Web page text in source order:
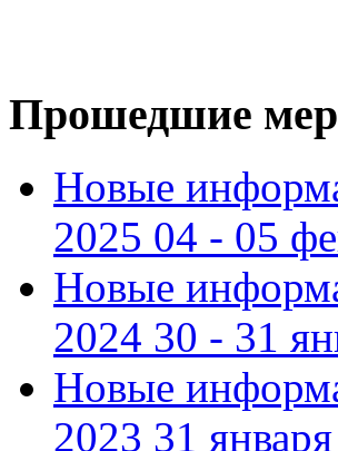
Прошедшие
Новые
2025 04 - 05
Новые
2024 30 - 31
Новые
2023 31